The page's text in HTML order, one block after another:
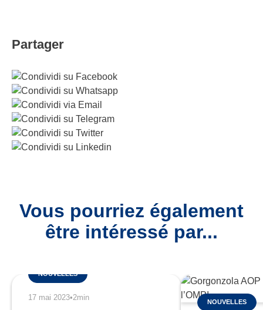
Partager
Vous pourriez également
être intéressé par...
NOUVELLES
17 mai 2023•2min
NOUVELLES